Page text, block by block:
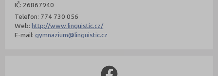
IČ: 26867940
Telefon: 774 730 056
Web:http://www.linguistic.cz/
E-mail:gymnazium@linguistic.cz